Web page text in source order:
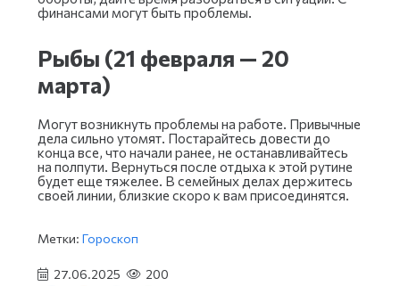
финансами могут быть проблемы.
Рыбы (21 февраля — 20
марта)
Могут возникнуть проблемы на работе. Привычные
дела сильно утомят. Постарайтесь довести до
конца все, что начали ранее, не останавливайтесь
на полпути. Вернуться после отдыха к этой рутине
будет еще тяжелее. В семейных делах держитесь
своей линии, близкие скоро к вам присоединятся.
Метки: Гороскоп
27.06.2025 200